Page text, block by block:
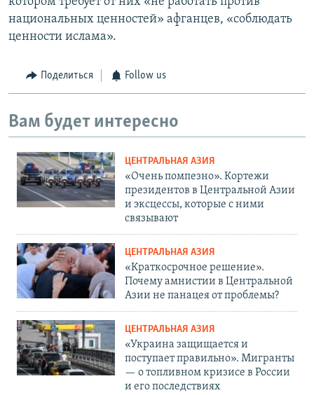
национальных ценностей» афганцев, «соблюдать
ценности ислама».
Поделиться Follow us
Вам будет интересно
ЦЕНТРАЛЬНАЯ АЗИЯ
«Очень помпезно». Кортежи
президентов в Центральной Азии
и эксцессы, которые с ними
связывают
ЦЕНТРАЛЬНАЯ АЗИЯ
«Краткосрочное решение».
Почему амнистии в Центральной
Азии не панацея от проблемы?
ЦЕНТРАЛЬНАЯ АЗИЯ
«Украина защищается и
поступает правильно». Мигранты
— о топливном кризисе в России
и его последствиях